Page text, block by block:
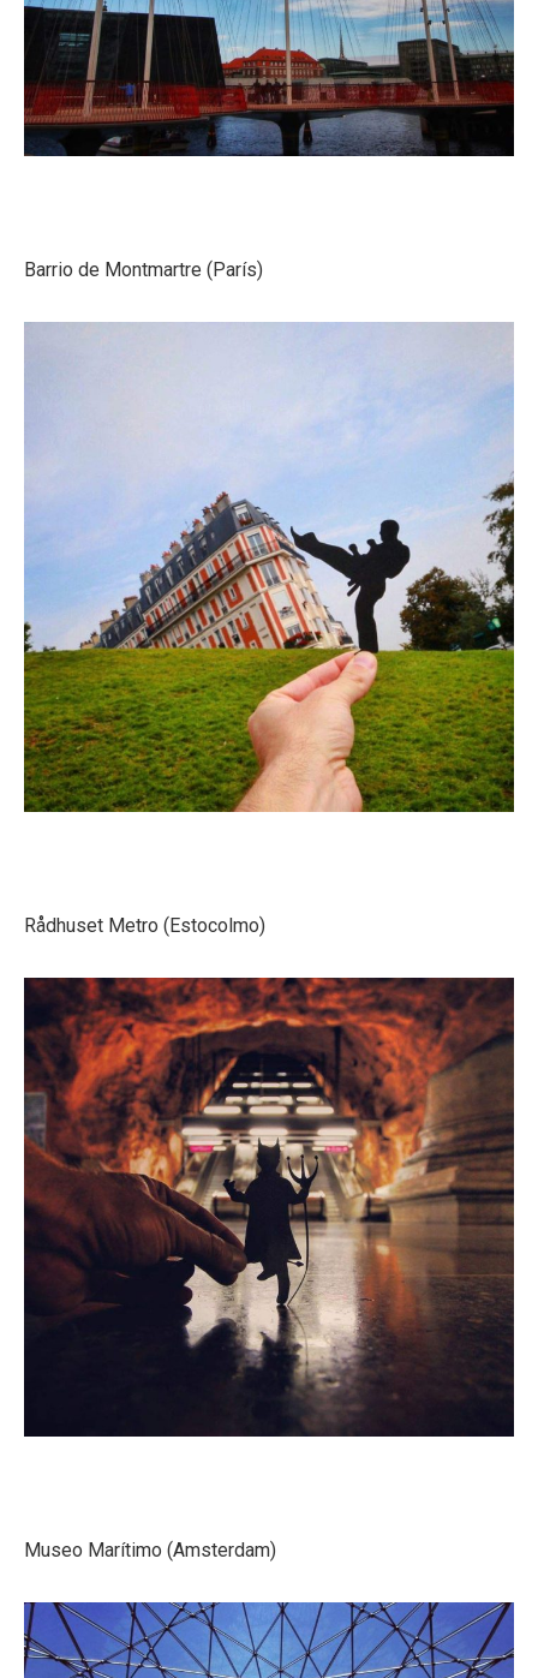
Barrio de Montmartre (París)
Rådhuset Metro (Estocolmo)
Museo Marítimo (Amsterdam)